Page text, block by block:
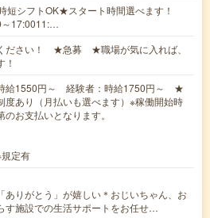
短シフトOK★スタート時間選べます！
～17:0011:…
ださい！ ★急募 ★職場が気に入れば、
給1550円～ 経験者：時給1750円～ ★
度あり（月払いも選べます）※稼働開始時
お支払いとなります。
定有
ありがとう」が嬉しい＊おじいちゃん、お
す施設での生活サポートをお任せ…